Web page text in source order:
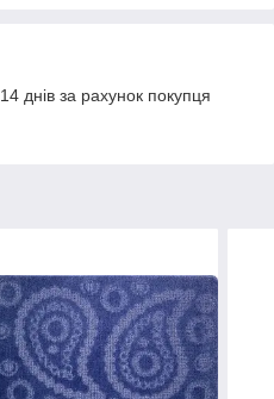
днів за рахунок покупця